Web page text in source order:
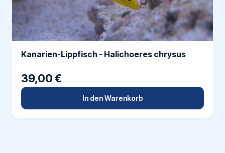
Kanarien-Lippfisch - Halichoeres chrysus
39,00 €
In den Warenkorb